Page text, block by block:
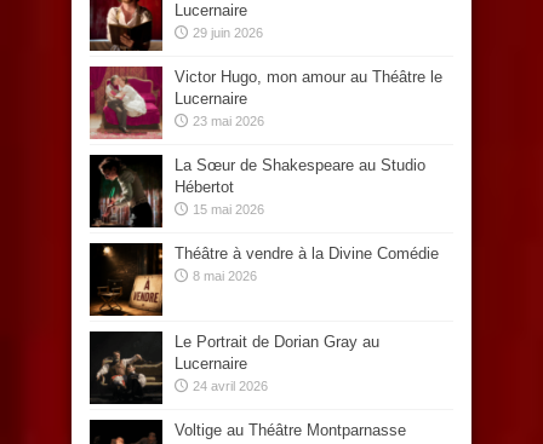
Lucernaire
29 juin 2026
Victor Hugo, mon amour au Théâtre le
Lucernaire
23 mai 2026
La Sœur de Shakespeare au Studio
Hébertot
15 mai 2026
Théâtre à vendre à la Divine Comédie
8 mai 2026
Le Portrait de Dorian Gray au
Lucernaire
24 avril 2026
Voltige au Théâtre Montparnasse